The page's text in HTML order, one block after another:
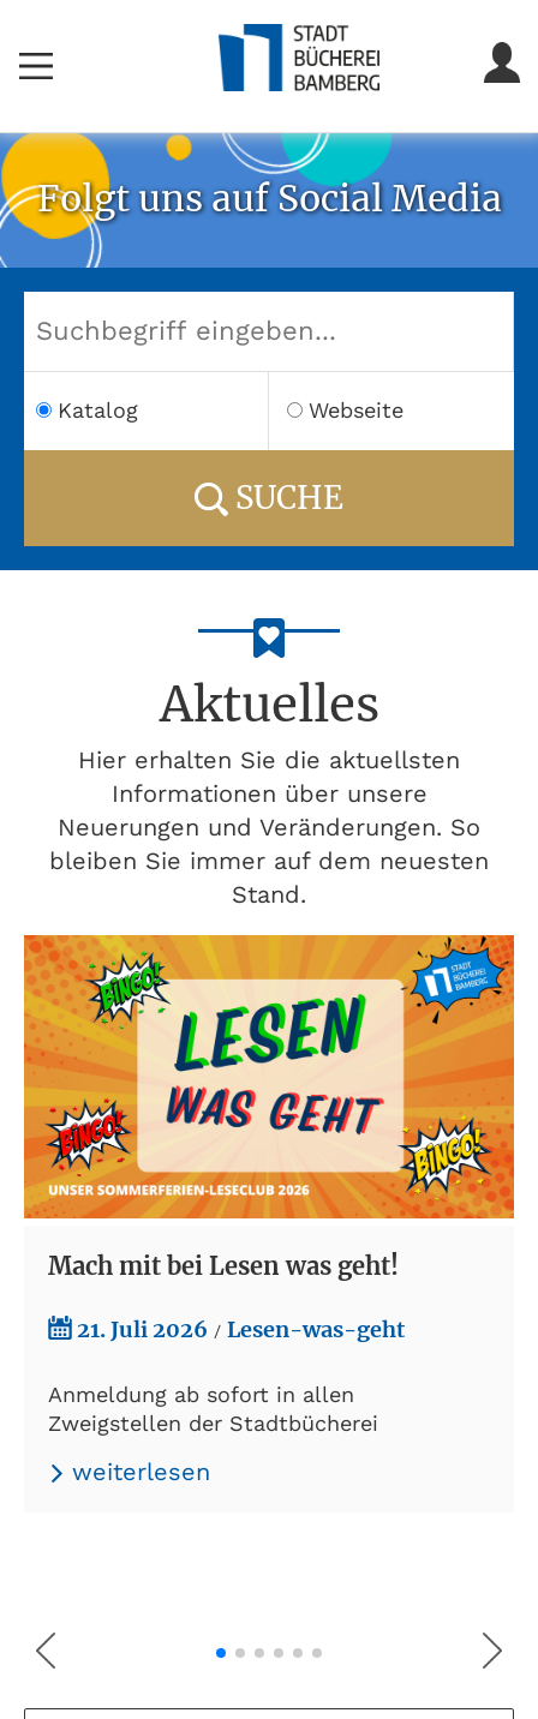
Folgt uns auf Social Media
Katalog Webseite
SUCHE
Aktuelles
Hier erhalten Sie die aktuellsten
Informationen über unsere
Neuerungen und Veränderungen. So
bleiben Sie immer auf dem neuesten
Stand.
Mach mit bei Lesen was geht!
21. Juli 2026 / Lesen-was-geht
Anmeldung ab sofort in allen
Zweigstellen der Stadtbücherei
weiterlesen